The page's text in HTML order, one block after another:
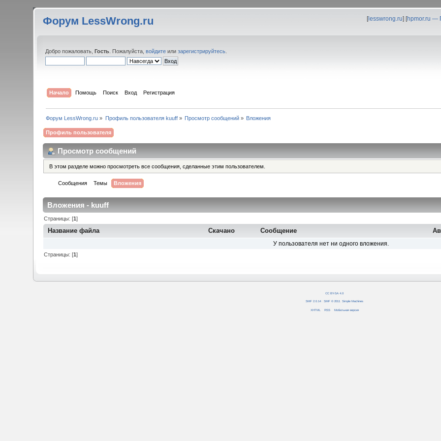
Форум LessWrong.ru [lesswrong.ru] [hpmor.ru
Добро пожаловать,Гость . Пожалуйста,войдите илизарегистрируйтесь
Начало Помощь Поиск Вход Регистрация
Форум LessWrong.ru » Профиль пользователя kuuff» Просмотр сообщений » Вложения
Профиль пользователя
Просмотр сообщений
В этом разделе можно просмотреть все сообщения, сделанные этим пользователем.
Сообщения Темы Вложения
Вложения - kuuff
Страницы: [1]
Название файла Скачано Сообщение
У пользователя нет ни одного вложения.
Страницы: [1]
CC BY-SA 4.0
SMF 2.0.14 SMF © 2011 Simple Machines
XHTML RSS Мобильная версия